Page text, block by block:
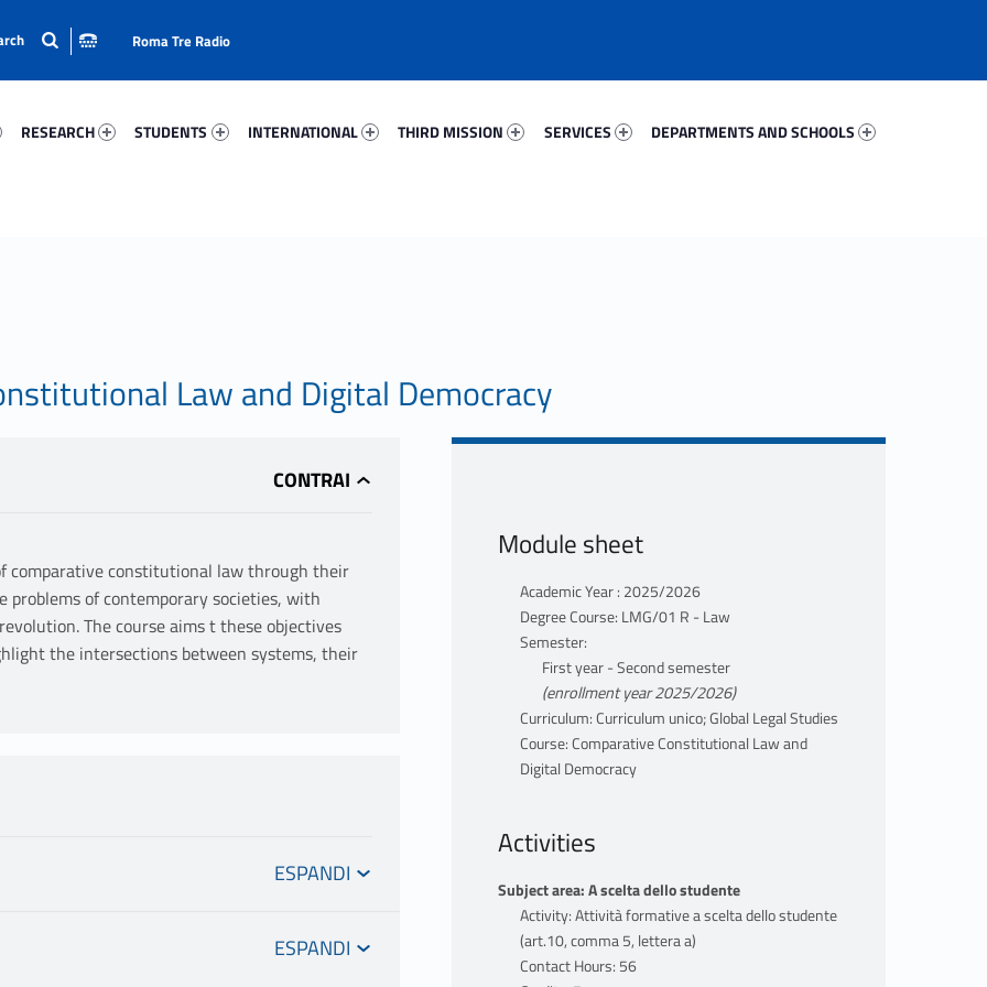
RESEARCH
STUDENTS
INTERNATIONAL
THIRD MISSION
SERVICES
DEPARTMENTS AND SCHOOLS
Roma Tre Radio
Law and Digital Democracy
comparative constitutional law through their
of contemporary societies, with
The course aims t these objectives
the intersections between systems, their
Module sheet
Academic Year : 2025/2026
Degree Course: LMG/01 R - Law
Semester:
First year - Second semester
(enrollment year 2025/2026)
Curriculum: Curriculum unico; Global Legal Studies
Course: Comparative Constitutional Law and
Digital Democracy
Activities
Subject area: A scelta dello studente
Activity: Attività formative a scelta dello studente
(art.10, comma 5, lettera a)
Contact Hours: 56